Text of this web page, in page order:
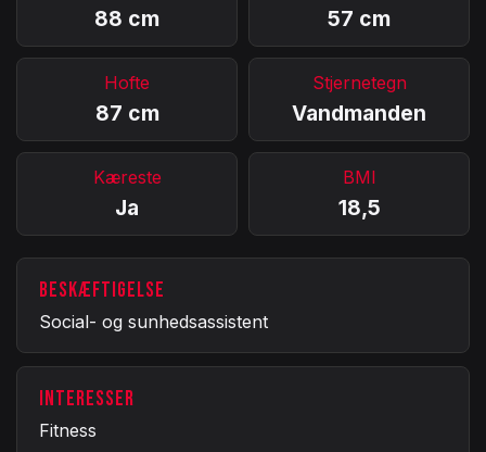
88 cm 57 cm
Hofte
87 cm
Stjernetegn
Vandmanden
Kæreste
Ja
BMI
18,5
BESKÆFTIGELSE
Social- og sunhedsassistent
INTERESSER
Fitness